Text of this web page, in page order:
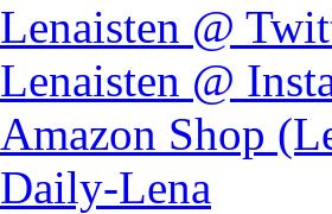
Lenaisten @
Lenaisten @
Amazon Shop
Daily-Lena